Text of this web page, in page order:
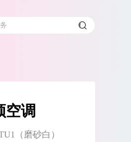
空调
（磨砂白）